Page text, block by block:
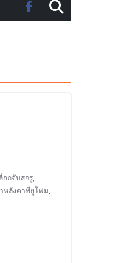
อกจับสกรู,
หลังคาพียูโฟม,